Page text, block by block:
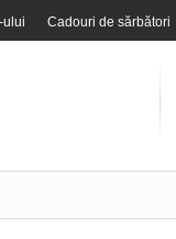
ului Cadouri de sărbători